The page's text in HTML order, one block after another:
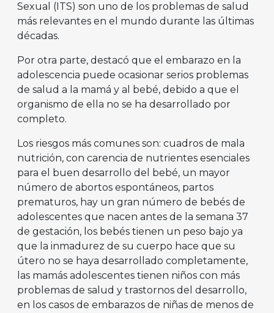
Sexual (ITS) son uno de los problemas de salud
más relevantes en el mundo durante las últimas
décadas.
Por otra parte, destacó que el embarazo en la
adolescencia puede ocasionar serios problemas
de salud a la mamá y al bebé, debido a que el
organismo de ella no se ha desarrollado por
completo.
Los riesgos más comunes son: cuadros de mala
nutrición, con carencia de nutrientes esenciales
para el buen desarrollo del bebé, un mayor
número de abortos espontáneos, partos
prematuros, hay un gran número de bebés de
adolescentes que nacen antes de la semana 37
de gestación, los bebés tienen un peso bajo ya
que la inmadurez de su cuerpo hace que su
útero no se haya desarrollado completamente,
las mamás adolescentes tienen niños con más
problemas de salud y trastornos del desarrollo,
en los casos de embarazos de niñas de menos de